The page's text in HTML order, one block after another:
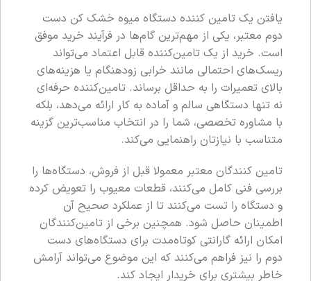
یافتن یک تامین کننده دستگاه میوه خشک کن دست
دوم معتبر، یکی از مهم‌ترین گام‌ها در فرآیند خرید موفق
است. خرید از یک تامین‌کننده قابل اعتماد می‌تواند
ریسک‌های احتمالی مانند خرابی زودهنگام یا هزینه‌های
بالای تعمیرات را به حداقل برساند. تامین‌کننده حرفه‌ای
نه تنها دستگاهی سالم و آماده به کار ارائه می‌دهد، بلکه
با مشاوره تخصصی، شما را در انتخاب مناسب‌ترین گزینه
متناسب با نیازتان راهنمایی می‌کند.
تامین‌ کنندگان معتبر معمولا قبل از فروش، دستگاه‌ها را
بررسی فنی کامل می‌کنند، قطعات معیوب را تعویض کرده
و دستگاه را تست می‌کنند تا از عملکرد صحیح آن
اطمینان حاصل شود. همچنین برخی از تامین‌کنندگان
امکان ارائه گارانتی کوتاه‌مدت برای دستگاه‌های دست
دوم را نیز فراهم می‌کنند که این موضوع می‌تواند آرامش
خاطر بیشتری برای خریدار ایجاد کند.